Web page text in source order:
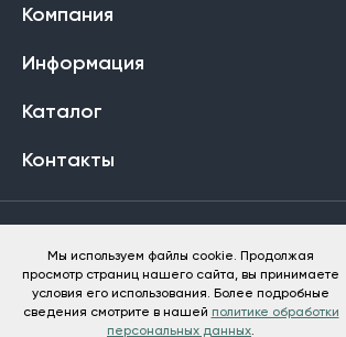
Компания
Информация
Каталог
Контакты
Баракат-Текс © 2013-2026
Мы используем файлы cookie. Продолжая
просмотр страниц нашего сайта, вы принимаете
условия его использования. Более подробные
сведения смотрите в нашей политике обработки
персональных данных.